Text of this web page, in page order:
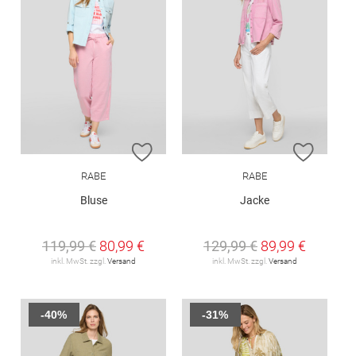
ZUR WUNSCHLISTE HINZUFÜGEN
RABE
Bluse
119,99 € 80,99 €
inkl. MwSt. zzgl. Versand
ZUR
RABE
Jacke
129,99 € 89,99 €
inkl. MwSt. zzgl. Versand
-40% -31%